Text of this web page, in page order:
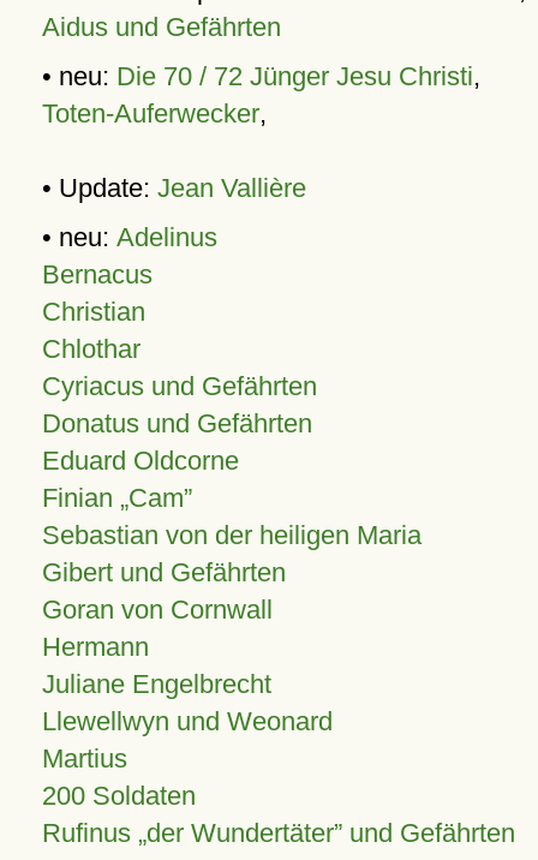
Aidus und Gefährten
• neu: Die 70 / 72 Jünger Jesu Christi,
Toten-Auferwecker,
• Update: Jean Vallière
• neu: Adelinus
Bernacus
Christian
Chlothar
Cyriacus und Gefährten
Donatus und Gefährten
Eduard Oldcorne
Finian Cam
Sebastian von der heiligen Maria
Gibert und Gefährten
Goran von Cornwall
Hermann
Juliane Engelbrecht
Llewellwyn und Weonard
Martius
200 Soldaten
Rufinus „der Wundertäter” und Gefährten